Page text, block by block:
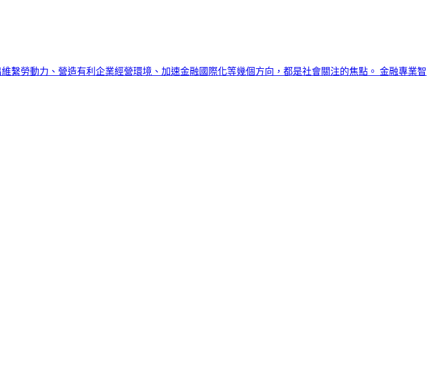
繫勞動力、營造有利企業經營環境、加速金融國際化等幾個方向，都是社會關注的焦點。 金融專業智